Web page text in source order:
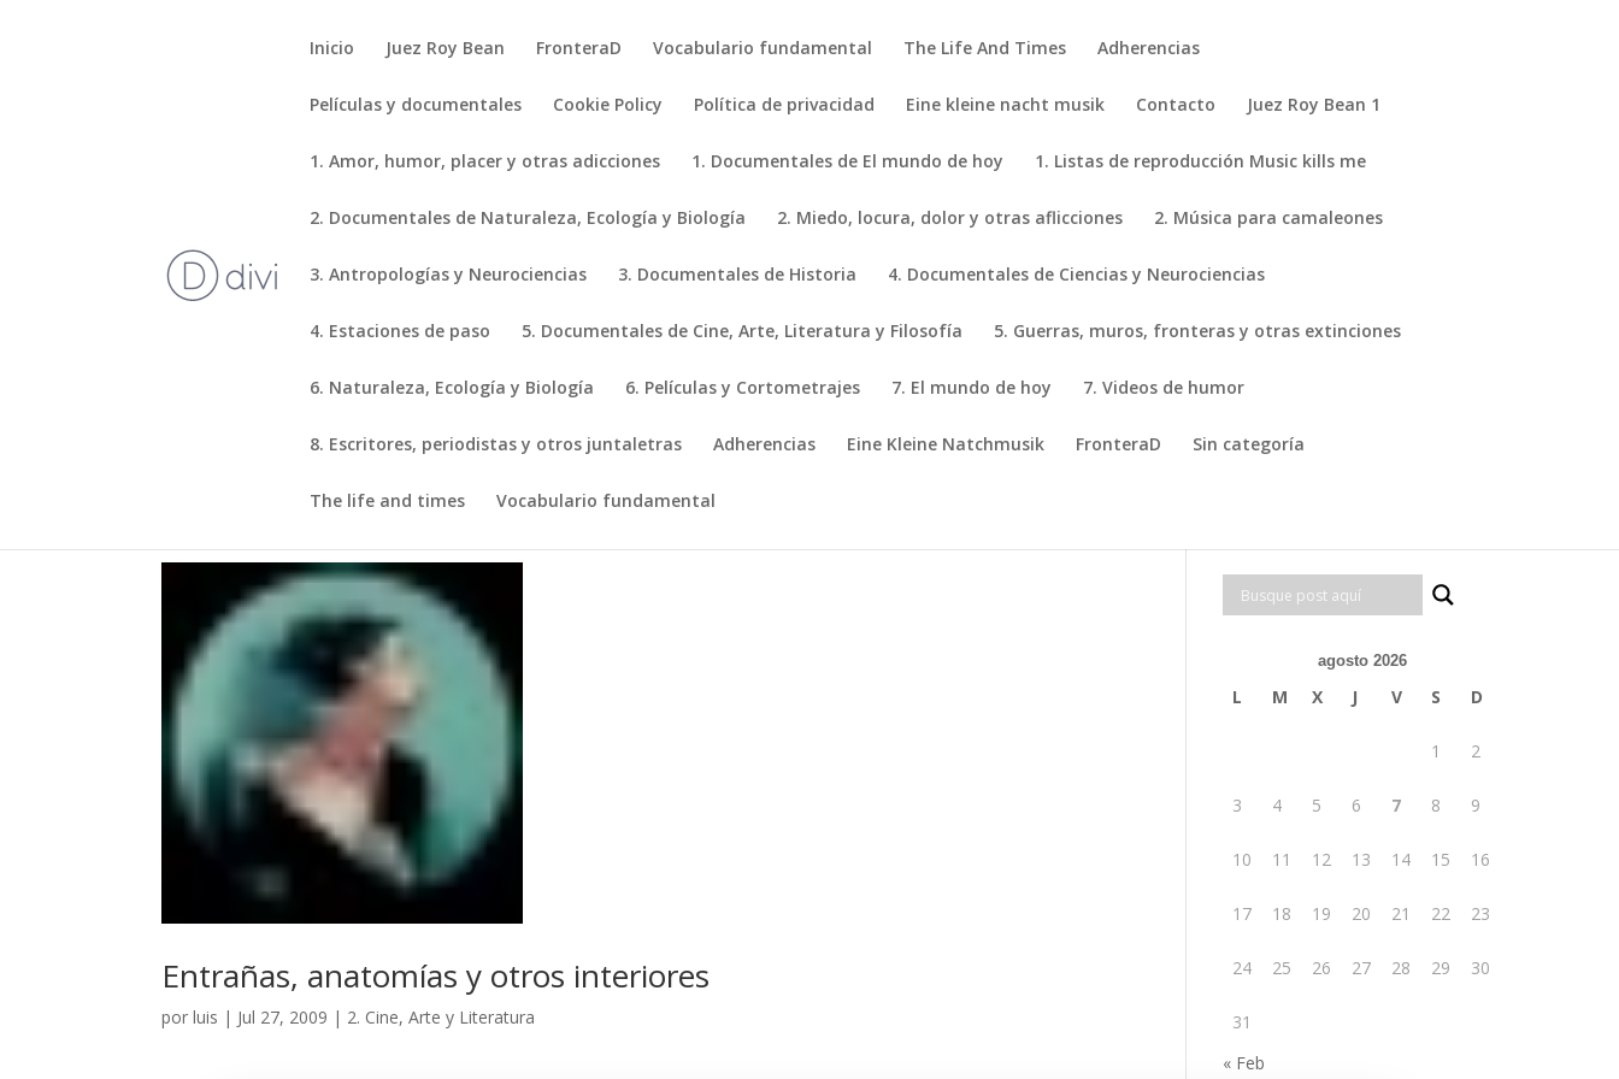
Inicio Juez Roy Bean FronteraD Vocabulario fundamental The Life And Times Adherencias
Películas y documentales Cookie Policy Política de privacidad Eine kleine nacht musik Contacto Juez Roy Bean 1
1. Amor, humor, placer y otras adicciones 1. Documentales de El mundo de hoy 1. Listas de reproducción Music kills me
2. Documentales de Naturaleza, Ecología y Biología 2. Miedo, locura, dolor y otras aflicciones 2. Música para camaleones
3. Antropologías y Neurociencias 3. Documentales de Historia 4. Documentales de Ciencias y Neurociencias
4. Estaciones de paso 5. Documentales de Cine, Arte, Literatura y Filosofía 5. Guerras, muros, fronteras y otras extinciones
6. Naturaleza, Ecología y Biología 6. Películas y Cortometrajes 7. El mundo de hoy 7. Videos de humor
8. Escritores, periodistas y otros juntaletras Adherencias Eine Kleine Natchmusik FronteraD Sin categoría
The life and times Vocabulario fundamental
Entrañas, anatomías y otros interiores
porluis | Jul 27, 2009 | 2. Cine, Arte y Literatura
agosto 2026
L M X J V S D
1 2
3 4 5 6 7 8 9
10 11 12 13 14 15 16
17 18 19 20 21 22 23
24 25 26 27 28 29 30
31
« Feb